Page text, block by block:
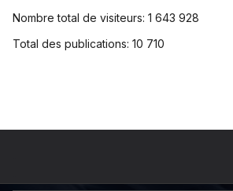
Nombre total de visiteurs: 1 643 928
Total des publications: 10 710